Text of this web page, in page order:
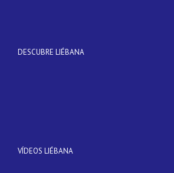
DESCUBRE LIÉBANA
VÍDEOS LIÉBANA